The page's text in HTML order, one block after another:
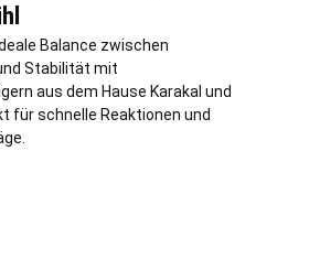
Balance zwischen
Stabilität mit
aus dem Hause Karakal und
für schnelle Reaktionen und